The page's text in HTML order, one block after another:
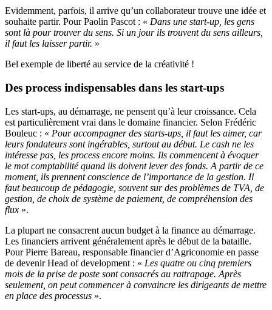
Evidemment, parfois, il arrive qu’un collaborateur trouve une idée et
souhaite partir. Pour Paolin Pascot : « Dans une start-up, les gens
sont là pour trouver du sens. Si un jour ils trouvent du sens ailleurs,
il faut les laisser partir. »
Bel exemple de liberté au service de la créativité !
Des process indispensables dans les start-ups
Les start-ups, au démarrage, ne pensent qu’à leur croissance. Cela
est particulièrement vrai dans le domaine financier. Selon Frédéric
Bouleuc : « Pour accompagner des starts-ups, il faut les aimer, car
leurs fondateurs sont ingérables, surtout au début. Le cash ne les
intéresse pas, les process encore moins. Ils commencent à évoquer
le mot comptabilité quand ils doivent lever des fonds. A partir de ce
moment, ils prennent conscience de l’importance de la gestion. Il
faut beaucoup de pédagogie, souvent sur des problèmes de TVA, de
gestion, de choix de système de paiement, de compréhension des
flux ».
La plupart ne consacrent aucun budget à la finance au démarrage.
Les financiers arrivent généralement après le début de la bataille.
Pour Pierre Bareau, responsable financier d’Agriconomie en passe
de devenir Head of development : « Les quatre ou cinq premiers
mois de la prise de poste sont consacrés au rattrapage. Après
seulement, on peut commencer à convaincre les dirigeants de mettre
en place des processus ».